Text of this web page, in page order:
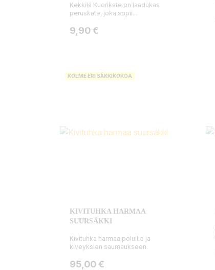
Kekkilä Kuorikate on laadukas
peruskate, joka sopii...
Hinta
9,90 €
KOLME ERI SÄKKIKOKOA
KIVITUHKA HARMAA
SUURSÄKKI
Kivituhka harmaa poluille ja
kiveyksien saumaukseen.
Hinta
95,00 €